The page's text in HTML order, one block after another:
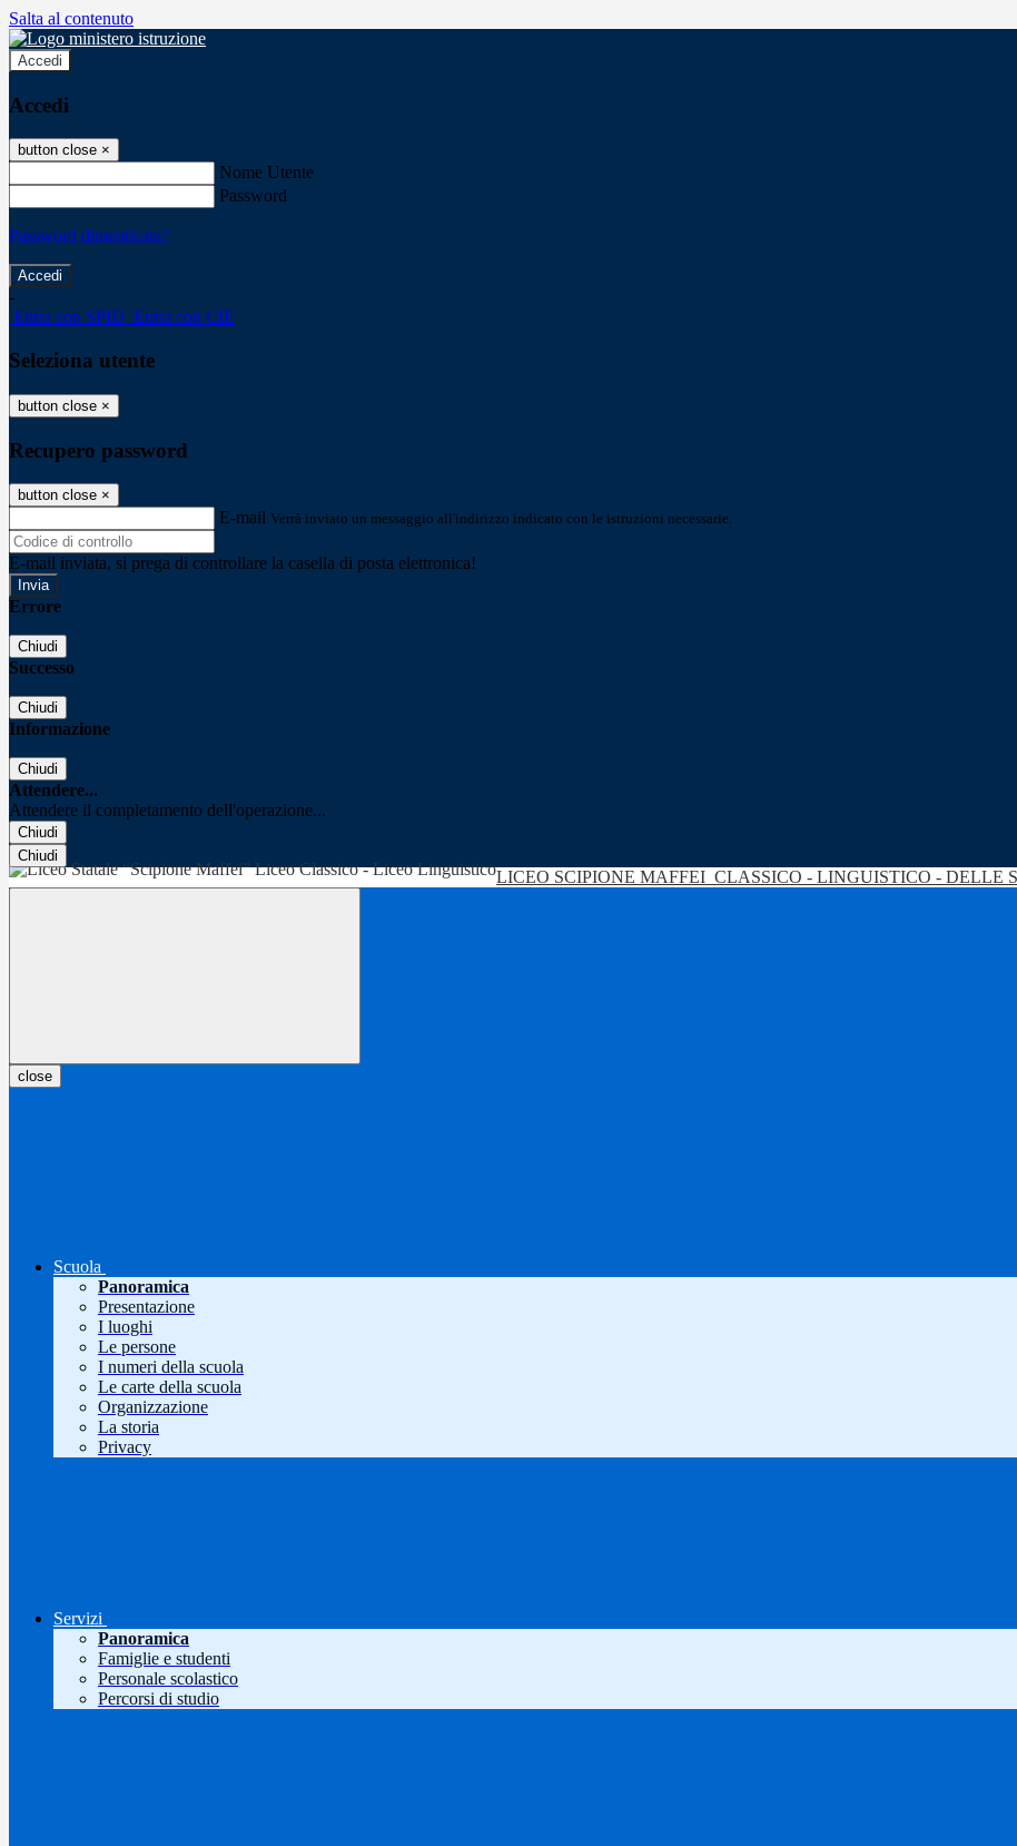
Salta al contenuto
Accedi
Accedi
button close ×
Nome Utente
Password
Password dimenticata?
-
Entra con SPID Entra con CIE
Seleziona utente
button close ×
Recupero password
button close ×
E-mail Verrà inviato un messaggio all'indirizzo indicato con le istruzioni necessarie.
E-mail inviata, si prega di controllare la casella di posta elettronica!
Errore
Chiudi
Successo
Chiudi
Informazione
Chiudi
Attendere...
Attendere il completamento dell'operazione...
Chiudi
Chiudi
LICEO SCIPIONE MAFFEI CLASSICO - LINGUISTICO - DELLE
close
Scuola
Panoramica
Presentazione
I luoghi
Le persone
I numeri della scuola
Le carte della scuola
Organizzazione
La storia
Privacy
Servizi
Panoramica
Famiglie e studenti
Personale scolastico
Percorsi di studio